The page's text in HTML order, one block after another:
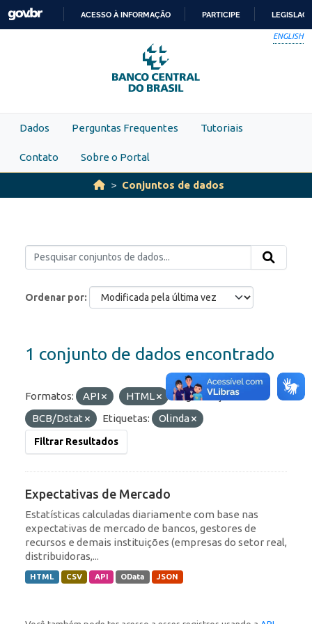
Skip to main content
PARA
O
CONTEÚDO
ACESSO À INFORMAÇÃO PARTICIPE
ENGLISH
Dados Perguntas Frequentes Tutoriais
Contato Sobre o Portal
Conjuntos de dados
Ordenar por
1 conjunto de dados encontrado
Formatos: API HTML
Organizações:
BCB/Dstat
Etiquetas: Olinda
Filtrar Resultados
Expectativas de Mercado
Estatísticas calculadas diariamente com base nas
expectativas de mercado de bancos, gestores de
recursos e demais instituições (empresas do setor real,
distribuidoras,...
HTML CSV API OData JSON